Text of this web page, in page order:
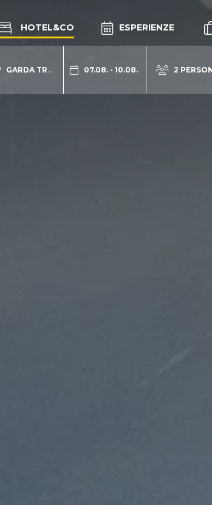
HOTEL&CO ESPERIENZE
GARDA TRENTINO 07.08. - 10.08. 2